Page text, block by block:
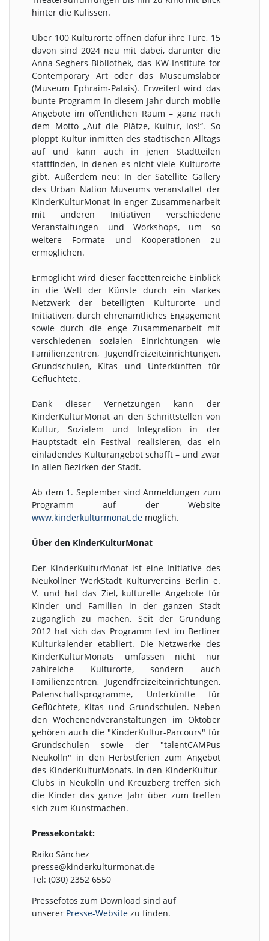
hinter die Kulissen.
Über 100 Kulturorte öffnen dafür ihre Türe, 15
davon sind 2024 neu mit dabei, darunter die
Anna-Seghers-Bibliothek, das KW-Institute for
Contemporary Art oder das Museumslabor
(Museum Ephraim-Palais). Erweitert wird das
bunte Programm in diesem Jahr durch mobile
Angebote im öffentlichen Raum – ganz nach
dem Motto „Auf die Plätze, Kultur, los!“. So
ploppt Kultur inmitten des städtischen Alltags
auf und kann auch in jenen Stadtteilen
stattfinden, in denen es nicht viele Kulturorte
gibt. Außerdem neu: In der Satellite Gallery
des Urban Nation Museums veranstaltet der
KinderKulturMonat in enger Zusammenarbeit
mit anderen Initiativen verschiedene
Veranstaltungen und Workshops, um so
weitere Formate und Kooperationen zu
ermöglichen.
Ermöglicht wird dieser facettenreiche Einblick
in die Welt der Künste durch ein starkes
Netzwerk der beteiligten Kulturorte und
Initiativen, durch ehrenamtliches Engagement
sowie durch die enge Zusammenarbeit mit
verschiedenen sozialen Einrichtungen wie
Familienzentren, Jugendfreizeiteinrichtungen,
Grundschulen, Kitas und Unterkünften für
Geflüchtete.
Dank dieser Vernetzungen kann der
KinderKulturMonat an den Schnittstellen von
Kultur, Sozialem und Integration in der
Hauptstadt ein Festival realisieren, das ein
einladendes Kulturangebot schafft – und zwar
in allen Bezirken der Stadt.
Ab dem 1. September sind Anmeldungen zum
Programm auf der Website
www.kinderkulturmonat.de möglich.
Über den KinderKulturMonat
Der KinderKulturMonat ist eine Initiative des
Neuköllner WerkStadt Kulturvereins Berlin e.
V. und hat das Ziel, kulturelle Angebote für
Kinder und Familien in der ganzen Stadt
zugänglich zu machen. Seit der Gründung
2012 hat sich das Programm fest im Berliner
Kulturkalender etabliert. Die Netzwerke des
KinderKulturMonats umfassen nicht nur
zahlreiche Kulturorte, sondern auch
Familienzentren, Jugendfreizeiteinrichtungen,
Patenschaftsprogramme, Unterkünfte für
Geflüchtete, Kitas und Grundschulen. Neben
den Wochenendveranstaltungen im Oktober
gehören auch die "KinderKultur-Parcours" für
Grundschulen sowie der "talentCAMPus
Neukölln" in den Herbstferien zum Angebot
des KinderKulturMonats. In den KinderKultur-
Clubs in Neukölln und Kreuzberg treffen sich
die Kinder das ganze Jahr über zum treffen
sich zum Kunstmachen.
Pressekontakt:
Raiko Sánchez
presse@kinderkulturmonat.de
Tel: (030) 2352 6550
Pressefotos zum Download sind auf
unserer Presse-Website zu finden.